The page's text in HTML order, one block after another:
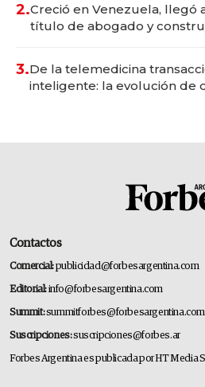
2.Creció en Venezuela, llegó
título de abogado y
3.De la telemedicina
inteligente: la evolución de
Contactos
Comercial:publicidad@forbesargentina.com
Editorial:info@forbesargentina.com
Summit:summitforbes@forbesargentina.com
Suscripciones:suscripciones@forbes.ar
Forbes Argentina es publicada por HT Media